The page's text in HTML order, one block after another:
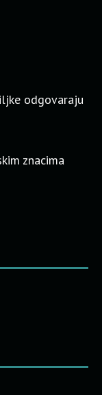
odgovaraju
znacima